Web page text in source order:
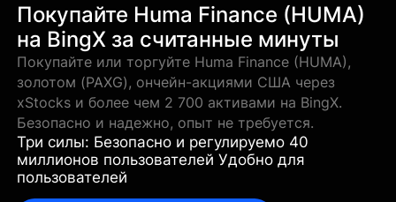
Покупайте Huma Finance (HUMA)
на BingX за считанные минуты
Покупайте или торгуйте Huma Finance (HUMA),
золотом (PAXG), ончейн-акциями США через
xStocks и более чем 2 700 активами на BingX.
Безопасно и надежно, опыт не требуется.
Три силы: Безопасно и регулируемо 40
миллионов пользователей Удобно для
пользователей